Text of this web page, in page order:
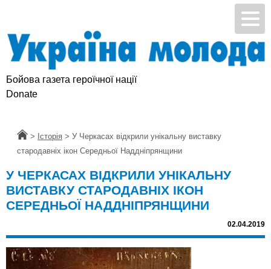
Бойова газета героїчної нації
Donate
Головна
> Історія > У Черкасах відкрили унікальну виставку
стародавніх ікон Середньої Наддніпрянщини
У ЧЕРКАСАХ ВІДКРИЛИ УНІКАЛЬНУ
ВИСТАВКУ СТАРОДАВНІХ ІКОН
СЕРЕДНЬОЇ НАДДНІПРЯНЩИНИ
02.04.2019